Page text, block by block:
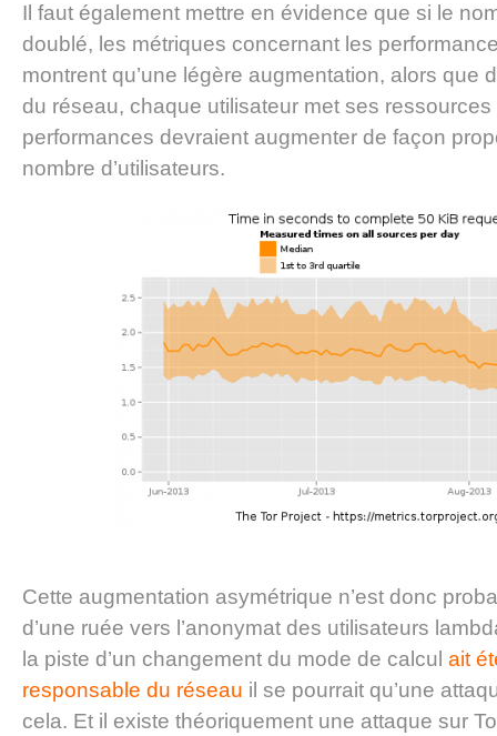
Il faut également mettre en évidence que si le
doublé, les métriques concernant les
montrent qu’une légère augmentation, alors que
du réseau, chaque utilisateur met ses
performances devraient augmenter de façon
nombre d’utilisateurs.
Cette augmentation asymétrique n’est donc
d’une ruée vers l’anonymat des utilisateurs
la piste d’un changement du mode de calcul ait
responsable du réseau il se pourrait qu’une
cela. Et il existe théoriquement une attaque sur